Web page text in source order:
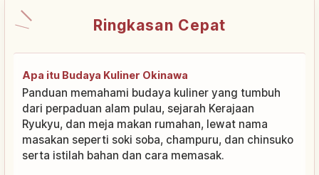
Ringkasan Cepat
Apa itu Budaya Kuliner Okinawa
Panduan memahami budaya kuliner yang tumbuh
dari perpaduan alam pulau, sejarah Kerajaan
Ryukyu, dan meja makan rumahan, lewat nama
masakan seperti soki soba, champuru, dan chinsuko
serta istilah bahan dan cara memasak.